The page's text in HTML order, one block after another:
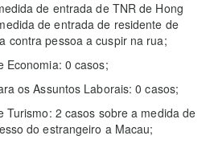
de entrada de TNR de Hong
de entrada de residente de
contra pessoa a cuspir na rua;
Economia: 0 casos;
os Assuntos Laborais: 0 casos;
Turismo: 2 casos sobre a medida de
do estrangeiro a Macau;